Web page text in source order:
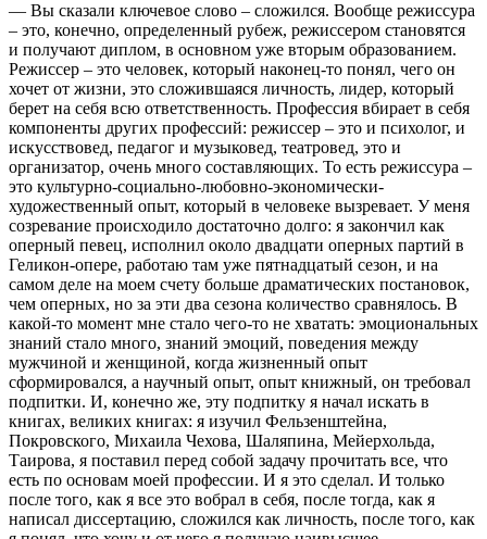
— Вы сказали ключевое слово – сложился. Вообще режиссура
– это, конечно, определенный рубеж, режиссером становятся
и получают диплом, в основном уже вторым образованием.
Режиссер – это человек, который наконец-то понял, чего он
хочет от жизни, это сложившаяся личность, лидер, который
берет на себя всю ответственность. Профессия вбирает в себя
компоненты других профессий: режиссер – это и психолог, и
искусствовед, педагог и музыковед, театровед, это и
организатор, очень много составляющих. То есть режиссура –
это культурно-социально-любовно-экономически-
художественный опыт, который в человеке вызревает. У меня
созревание происходило достаточно долго: я закончил как
оперный певец, исполнил около двадцати оперных партий в
Геликон-опере, работаю там уже пятнадцатый сезон, и на
самом деле на моем счету больше драматических постановок,
чем оперных, но за эти два сезона количество сравнялось. В
какой-то момент мне стало чего-то не хватать: эмоциональных
знаний стало много, знаний эмоций, поведения между
мужчиной и женщиной, когда жизненный опыт
сформировался, а научный опыт, опыт книжный, он требовал
подпитки. И, конечно же, эту подпитку я начал искать в
книгах, великих книгах: я изучил Фельзенштейна,
Покровского, Михаила Чехова, Шаляпина, Мейерхольда,
Таирова, я поставил перед собой задачу прочитать все, что
есть по основам моей профессии. И я это сделал. И только
после того, как я все это вобрал в себя, после тогда, как я
написал диссертацию, сложился как личность, после того, как